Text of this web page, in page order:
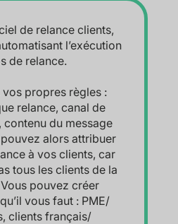
de relance clients,
l’exécution
de relance.
propres règles :
relance, canal de
du message
alors attribuer
à vos clients, car
tous les clients de la
pouvez créer
vous faut : PME/
clients français/